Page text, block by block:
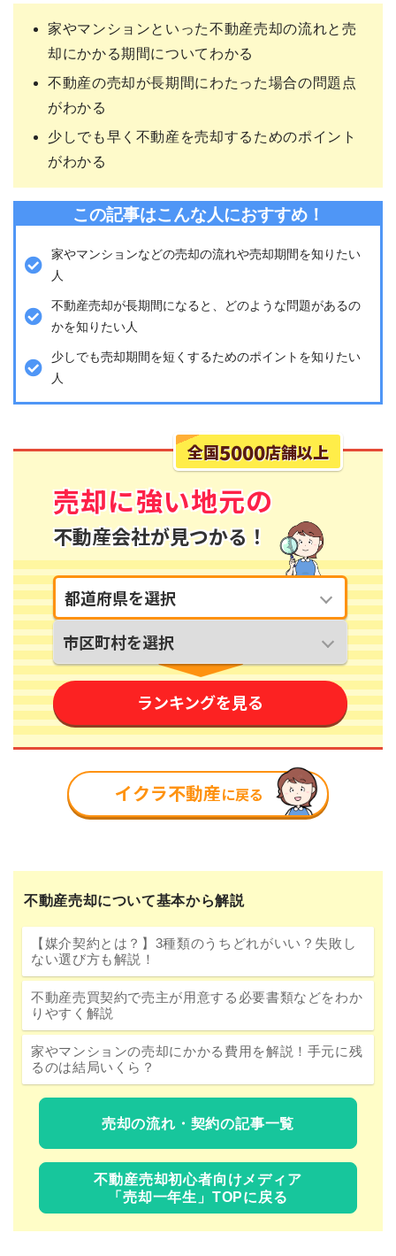
家やマンションといった不動産売却の流れと売
却にかかる期間についてわかる
不動産の売却が長期間にわたった場合の問題点
がわかる
少しでも早く不動産を売却するためのポイント
がわかる
この記事はこんな人におすすめ！
家やマンションなどの売却の流れや売却期間を知りたい
人
不動産売却が長期間になると、どのような問題があるの
かを知りたい人
少しでも売却期間を短くするためのポイントを知りたい
人
不動産売却について基本から解説
【媒介契約とは？】3種類のうちどれがいい？失敗し
ない選び方も解説！
不動産売買契約で売主が用意する必要書類などをわか
りやすく解説
家やマンションの売却にかかる費用を解説！手元に残
るのは結局いくら？
売却の流れ・契約の記事一覧
不動産売却初心者向けメディア
「売却一年生」TOPに戻る